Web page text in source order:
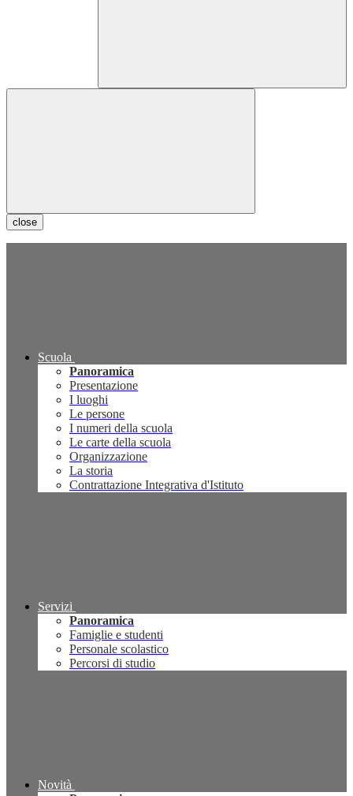
close
Scuola
Panoramica
Presentazione
I luoghi
Le persone
I numeri della scuola
Le carte della scuola
Organizzazione
La storia
Contrattazione Integrativa d'Istituto
Servizi
Panoramica
Famiglie e studenti
Personale scolastico
Percorsi di studio
Novità